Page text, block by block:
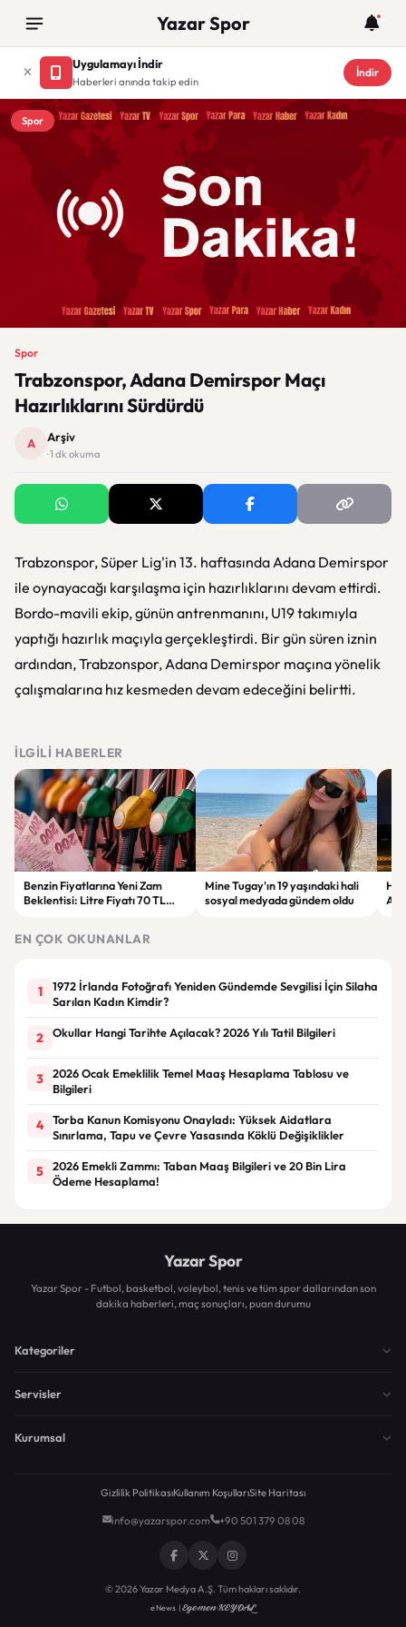
Yazar Spor
Uygulamayı İndir
Haberleri anında takip edin
İndir
Spor
Spor
Trabzonspor, Adana Demirspor Maçı
Hazırlıklarını Sürdürdü
A Arşiv
· 1 dk okuma
Trabzonspor, Süper Lig'in 13. haftasında Adana Demirspor
ile oynayacağı karşılaşma için hazırlıklarını devam ettirdi.
Bordo-mavili ekip, günün antrenmanını, U19 takımıyla
yaptığı hazırlık maçıyla gerçekleştirdi. Bir gün süren iznin
ardından, Trabzonspor, Adana Demirspor maçına yönelik
çalışmalarına hız kesmeden devam edeceğini belirtti.
İLGILI HABERLER
Benzin Fiyatlarına Yeni Zam
Beklentisi: Litre Fiyatı 70 TL
Mine Tugay'ın 19 yaşındaki hali
sosyal medyada gündem oldu
EN ÇOK OKUNANLAR
1
1972 İrlanda Fotoğrafı Yeniden Gündemde Sevgilisi İçin Silaha
Sarılan Kadın Kimdir?
2 Okullar Hangi Tarihte Açılacak? 2026 Yılı Tatil Bilgileri
3
2026 Ocak Emeklilik Temel Maaş Hesaplama Tablosu ve
Bilgileri
4
Torba Kanun Komisyonu Onayladı: Yüksek Aidatlara
Sınırlama, Tapu ve Çevre Yasasında Köklü Değişiklikler
5
2026 Emekli Zammı: Taban Maaş Bilgileri ve 20 Bin Lira
Ödeme Hesaplama!
Yazar Spor
Yazar Spor - Futbol, basketbol, voleybol, tenis ve tüm spor dallarından son
dakika haberleri, maç sonuçları, puan durumu
Kategoriler
Servisler
Kurumsal
Gizlilik PolitikasıKullanım KoşullarıSite Haritası
info@yazarspor.com +90 501 379 08 08
© 2026 Yazar Medya A.Ş. Tüm hakları saklıdır.
eNews |Egemen KEYDAL